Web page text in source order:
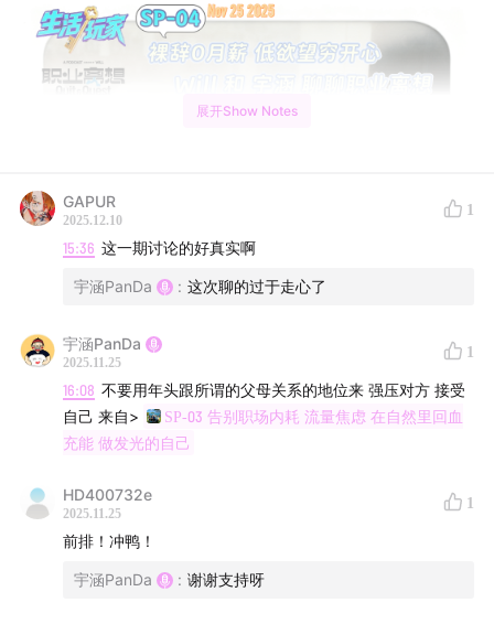
当大家热议“穷吃丧喝”才是通透生活，反向消费浪潮正劲
《生活玩家》联动《职业离想》，以威尔王Will的视角对
展开Show Notes
GAPUR
2025.12.10
1
15:36 这一期讨论的好真实啊
宇涵PanDa : 这次聊的过于走心了
宇涵PanDa
2025.11.25
1
16:08 不要用年头跟所谓的父母关系的地位来 强压对方 接受
自己 来自>
SP-03 告别职场内耗 流量焦虑 在自然里回血
充能 做发光的自己
HD400732e
2025.11.25
1
前排！冲鸭！
宇涵PanDa : 谢谢支持呀